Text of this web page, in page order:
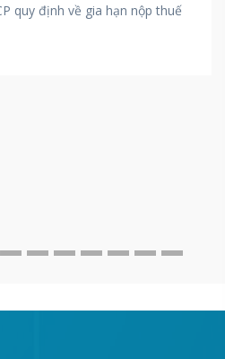
quy định về gia hạn nộp thuế